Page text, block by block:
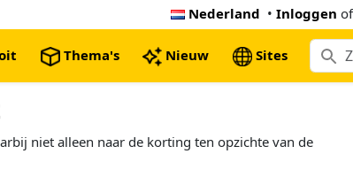
Nederland • Inloggen of
Thema's Nieuw Sites
niet alleen naar de korting ten opzichte van de